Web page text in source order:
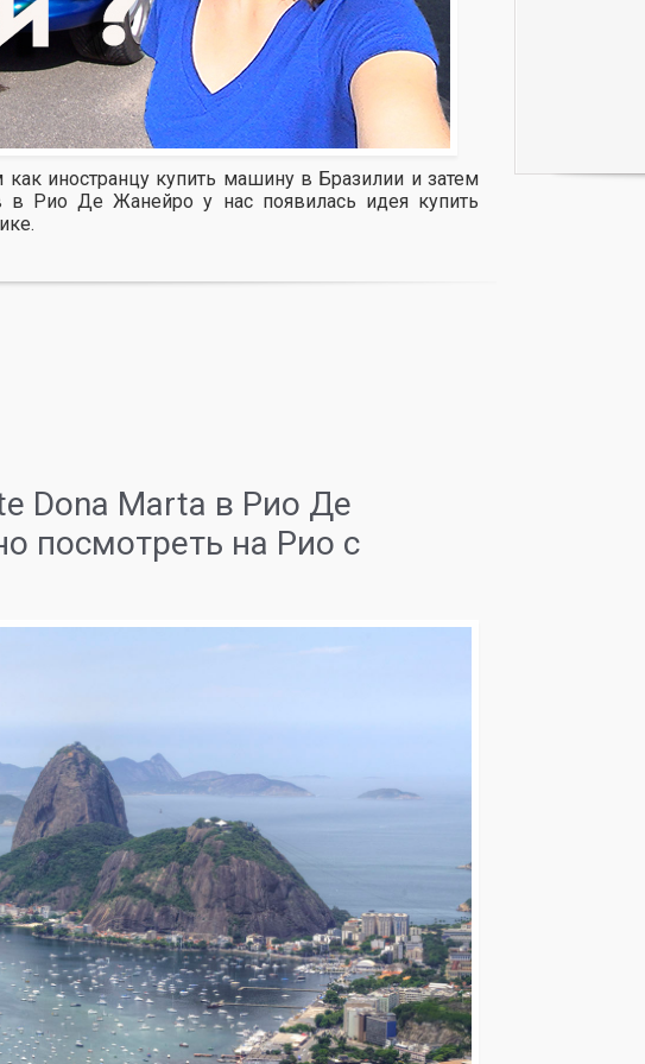
иностранцу купить машину в Бразилии и затем
в Рио Де Жанейро у нас появилась идея купить
Dona Marta в Рио Де
посмотреть на Рио с